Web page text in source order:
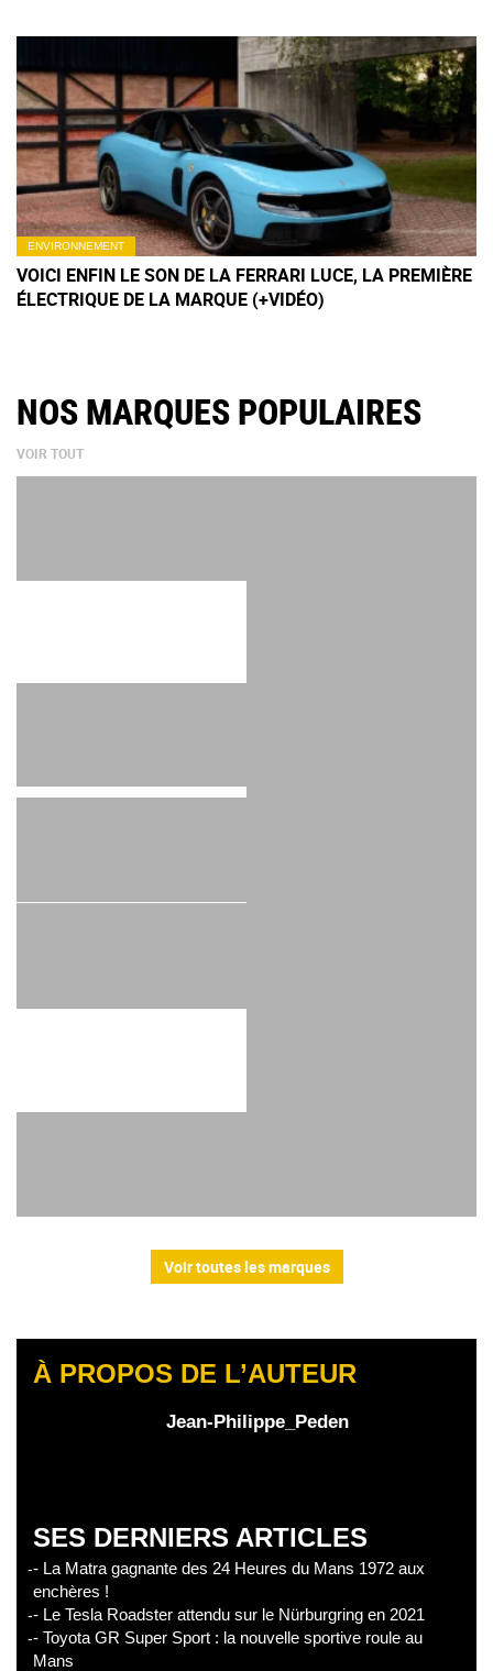
ENVIRONNEMENT
VOICI ENFIN LE SON DE LA FERRARI LUCE, LA PREMIÈRE
ÉLECTRIQUE DE LA MARQUE (+VIDÉO)
NOS MARQUES POPULAIRES
VOIR TOUT
Voir toutes les marques
À PROPOS DE L’AUTEUR
Jean-Philippe_Peden
SES DERNIERS ARTICLES
- La Matra gagnante des 24 Heures du Mans 1972 aux
enchères !
- Le Tesla Roadster attendu sur le Nürburgring en 2021
- Toyota GR Super Sport : la nouvelle sportive roule au
Mans